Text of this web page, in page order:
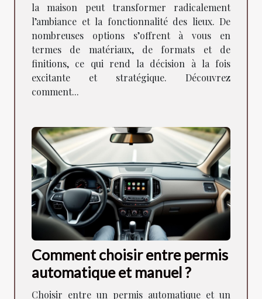
la maison peut transformer radicalement
l’ambiance et la fonctionnalité des lieux. De
nombreuses options s’offrent à vous en
termes de matériaux, de formats et de
finitions, ce qui rend la décision à la fois
excitante et stratégique. Découvrez
comment...
Comment choisir entre permis
automatique et manuel ?
Choisir entre un permis automatique et un